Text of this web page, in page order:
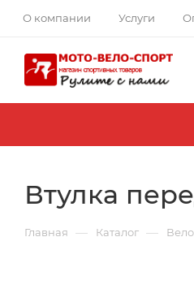
О компании Услуги
Втулка
Главная — Каталог —